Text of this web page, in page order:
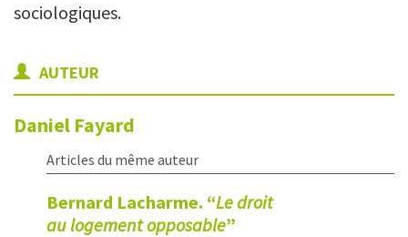
sociologiques.
AUTEUR
Daniel Fayard
Articles du même auteur
Bernard Lacharme. “Le droit
au logement opposable”